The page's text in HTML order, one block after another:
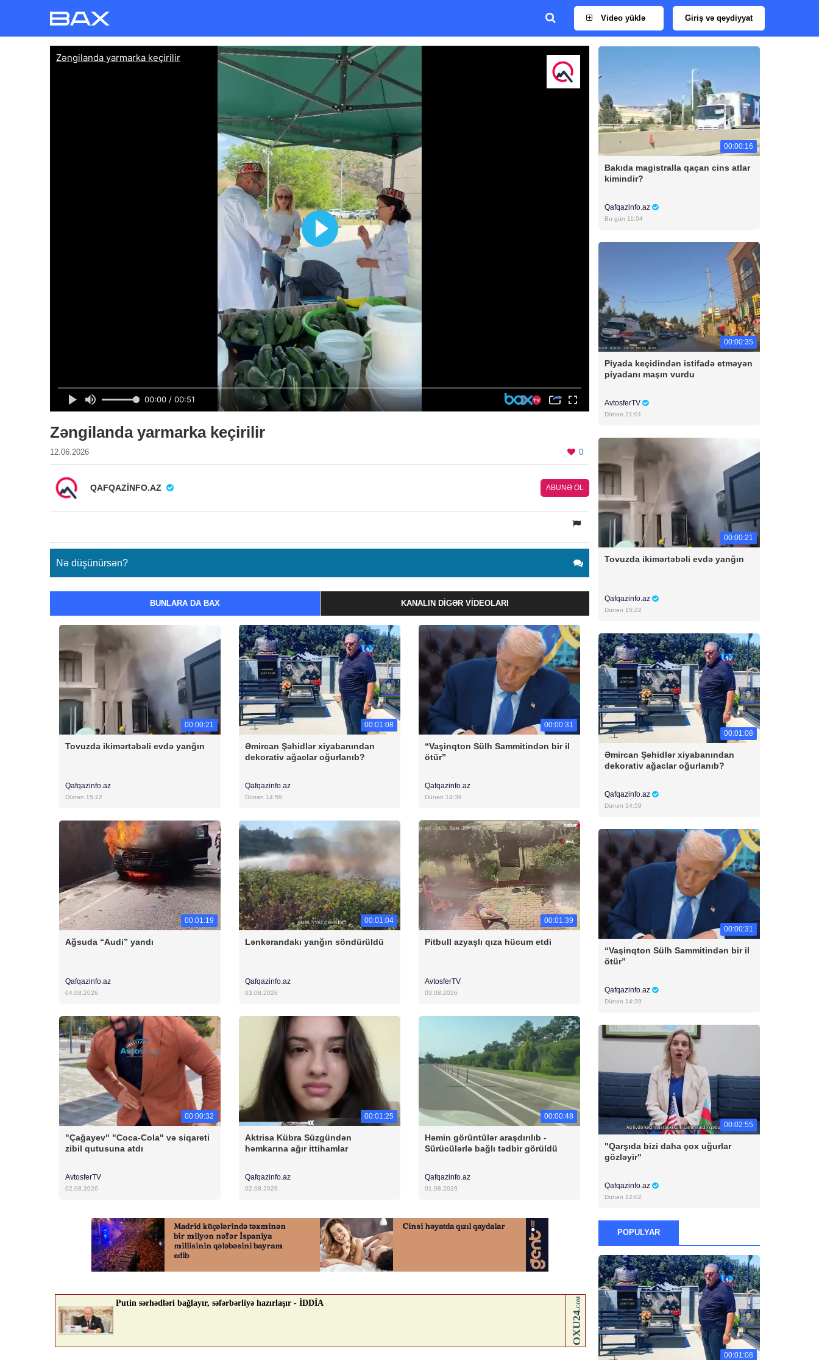
Video yüklə Giriş və qeydiyyat
Zəngilanda yarmarka keçirilir
12.06.2026 0
QAFQAZINFO.AZ ABUNƏ OL
Nə düşünürsən?
BUNLARA DA BAX KANALIN DIGƏR VIDEOLARI
00:00:21
Tovuzda ikimərtəbəli evdə yanğın
Qafqazinfo.az
Dünən 15:22
00:01:08
Əmircan Şəhidlər xiyabanından
dekorativ ağaclar oğurlanıb?
Qafqazinfo.az
Dünən 14:59
00:00:31
“Vaşinqton Sülh Sammitindən bir il
ötür”
Qafqazinfo.az
Dünən 14:39
00:01:19
Ağsuda “Audi” yandı
Qafqazinfo.az
04.08.2026
00:01:04
Lənkərandakı yanğın söndürüldü
Qafqazinfo.az
03.08.2026
00:01:39
Pitbull azyaşlı qıza hücum etdi
AvtosferTV
03.08.2026
00:00:32
"Çağayev" "Coca-Cola" və siqareti
zibil qutusuna atdı
AvtosferTV
02.08.2026
00:01:25
Aktrisa Kübra Süzgündən
həmkarına ağır ittihamlar
Qafqazinfo.az
02.08.2026
00:00:48
Həmin görüntülər araşdırılıb -
Sürücülərlə bağlı tədbir görüldü
Qafqazinfo.az
01.08.2026
00:00:16
Bakıda magistralla qaçan cins atlar
kimindir?
Qafqazinfo.az
Bu gün 11:04
00:00:35
Piyada keçidindən istifadə etməyən
piyadanı maşın vurdu
AvtosferTV
Dünən 21:01
00:00:21
Tovuzda ikimərtəbəli evdə yanğın
Qafqazinfo.az
Dünən 15:22
00:01:08
Əmircan Şəhidlər xiyabanından
dekorativ ağaclar oğurlanıb?
Qafqazinfo.az
Dünən 14:59
00:00:31
“Vaşinqton Sülh Sammitindən bir il
ötür”
Qafqazinfo.az
Dünən 14:39
00:02:55
"Qarşıda bizi daha çox uğurlar
gözləyir"
Qafqazinfo.az
Dünən 12:02
POPULYAR
00:01:08